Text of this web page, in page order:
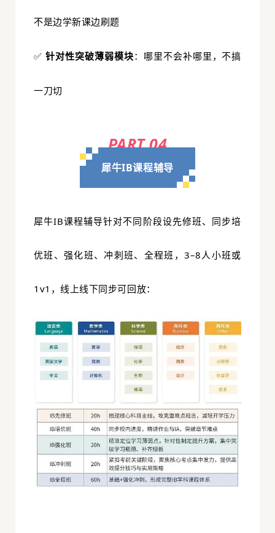
不是边学新课边刷题
✅ 针对性突破薄弱模块： 哪里不会补哪里，不搞
一刀切
PART 04
犀牛IB课程辅导
犀牛IB课程辅导针对不同阶段设先修班、同步培
优班、强化班、冲刺班、全程班，3–8人小班或
1v1，线上线下同步可回放：